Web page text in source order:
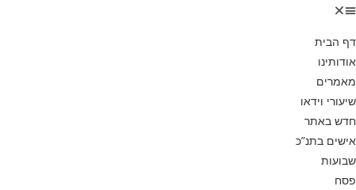
דף הבית
אודותינו
מאמרים
שיעורי וידאו
חדש באתר
אישים בתנ”כ
שבועות
פסח